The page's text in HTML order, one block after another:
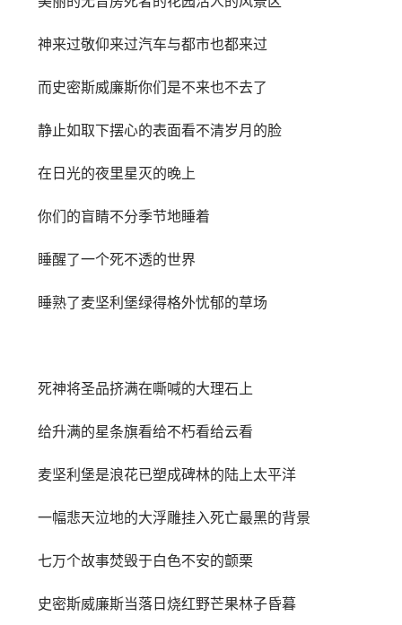
神来过敬仰来过汽车与都市也都来过
而史密斯威廉斯你们是不来也不去了
静止如取下摆心的表面看不清岁月的脸
在日光的夜里星灭的晚上
你们的盲睛不分季节地睡着
睡醒了一个死不透的世界
睡熟了麦坚利堡绿得格外忧郁的草场
死神将圣品挤满在嘶喊的大理石上
给升满的星条旗看给不朽看给云看
麦坚利堡是浪花已塑成碑林的陆上太平洋
一幅悲天泣地的大浮雕挂入死亡最黑的背景
七万个故事焚毁于白色不安的颤栗
史密斯威廉斯当落日烧红野芒果林子昏暮